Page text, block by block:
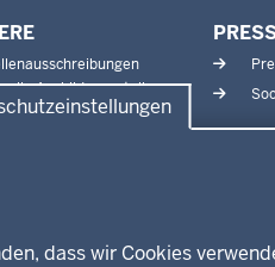
dass wir Cookies
Ausbildungsstellen
Praktika